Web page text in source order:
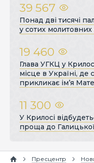
39 567
Понад дві тисячі
у сотих молитовних
19 460
Глава УГКЦ у
місце в Україні, де
прикликає ім’я
11 300
У Крилосі
проща до
Пресцентр